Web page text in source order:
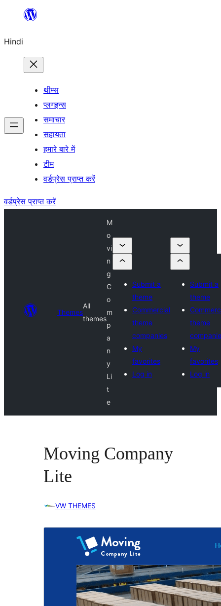
सामग्री
जाएं
Hindi
थीम्स
प्लगइन्स
समाचार
सहायता
हमारे बारे में
टीम
वर्डप्रेस प्राप्त करें
वर्डप्रेस प्राप्त करें
Themes
All
themes
M
o
vi
n
g
C
o
m
p
a
n
y
Li
t
e
Submit a
theme
Commercial
theme
companies
My
favorites
Log in
Submit a
theme
theme
My
favorites
Log in
Moving Company
Lite
VW THEMES